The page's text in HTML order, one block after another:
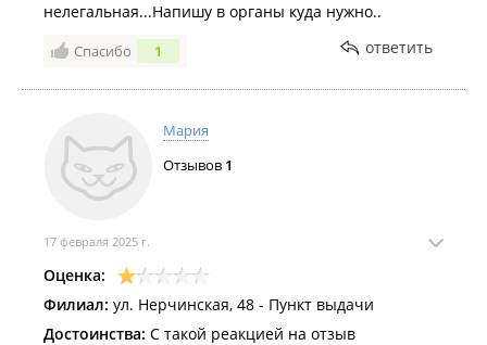
нелегальная...Напишу в органы куда нужно..
Спасибо 1 ответить
Мария
Отзывов 1
17 февраля 2025 г.
Оценка:
Филиал: ул. Нерчинская, 48 - Пункт выдачи
Достоинства: С такой реакцией на отзыв